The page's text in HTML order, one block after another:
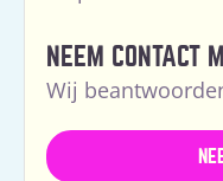
NEEM CONTACT
Wij